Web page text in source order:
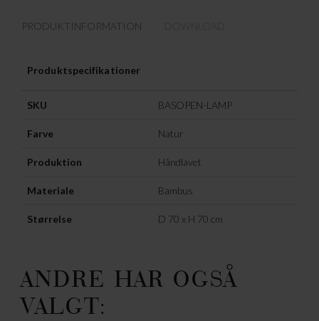
PRODUKTINFORMATION
Produktspecifikationer
SKU BASOPEN-LAMP
Farve Natur
Produktion Håndlavet
Materiale Bambus
Størrelse D 70 x H 70 cm
ANDRE HAR OGSÅ
VALGT: